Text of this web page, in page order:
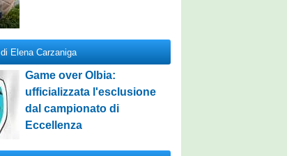
di Elena Carzaniga
Game over Olbia:
ufficializzata l'esclusione
dal campionato di
Eccellenza